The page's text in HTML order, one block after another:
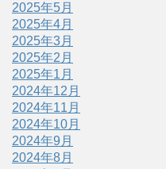
2025年5月
2025年4月
2025年3月
2025年2月
2025年1月
2024年12月
2024年11月
2024年10月
2024年9月
2024年8月